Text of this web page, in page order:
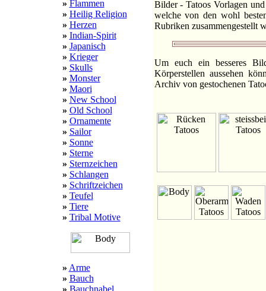
» Flammen
» Heilig Religion
» Herzen
» Indian-Spirit
» Japanisch
» Krieger
» Skulls
» Monster
» Maori
» New School
» Old School
» Ornamente
» Sailor
» Sonne
» Sterne
» Sternzeichen
» Schlangen
» Schriftzeichen
» Teufel
» Tiere
» Tribal Motive
» Arme
» Bauch
» Bauchnabel
Bilder - Tatoos Vorlagen
welche von den wohl
Rubriken zusammengestellt
Um euch ein besseres
Körperstellen aussehen
Archiv von gestochenen